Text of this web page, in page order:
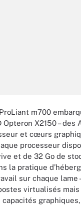
m700
X2150 – des
et cœurs
processeur
et de 32 Go de
la pratique
sur chaque lame
virtualisés mais